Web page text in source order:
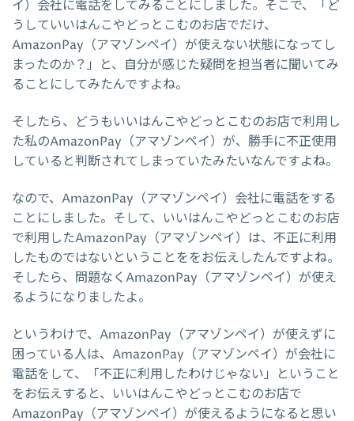
イ）会社に電話をしてみることにしました。そこで、「ど
うしていいはんこやどっとこむのお店でだけ、
AmazonPay（アマゾンペイ）が使えない状態になってし
まったのか？」と、自分が感じた疑問を担当者に聞いてみ
ることにしてみたんですよね。
そしたら、どうもいいはんこやどっとこむのお店で利用し
た私のAmazonPay（アマゾンペイ）が、勝手に不正使用
していると判断されてしまっていたみたいなんですよね。
なので、AmazonPay（アマゾンペイ）会社に電話をする
ことにしました。そして、いいはんこやどっとこむのお店
で利用したAmazonPay（アマゾンペイ）は、不正に利用
したものではないということををお伝えしたんですよね。
そしたら、問題なくAmazonPay（アマゾンペイ）が使え
るようになりましたよ。
というわけで、AmazonPay（アマゾンペイ）が使えずに
困っている人は、AmazonPay（アマゾンペイ）が会社に
電話をして、「不正に利用したわけじゃない」ということ
をお伝えすると、いいはんこやどっとこむのお店で
AmazonPay（アマゾンペイ）が使えるようになると思い